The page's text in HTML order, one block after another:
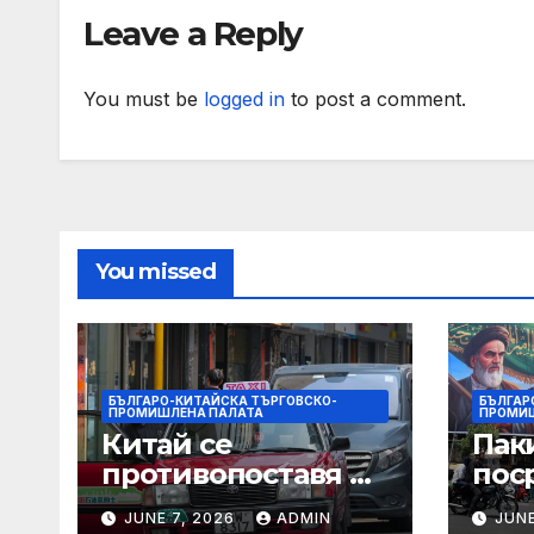
Leave a Reply
You must be logged in to post a comment.
You missed
БЪЛГАРО-КИТАЙСКА ТЪРГОВСКО-
ПРОМИШЛЕНА ПАЛАТА
Китай се
противопоставя на
търговските
JUNE 7, 2026 ADMIN